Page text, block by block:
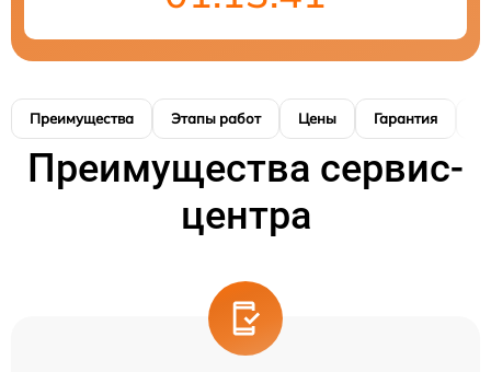
Преимущества Этапы работ Цены Гарантия
Преимущества сервис-
центра